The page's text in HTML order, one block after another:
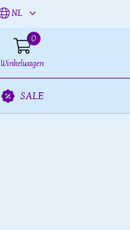
NL
0
Winkelwagen
SALE